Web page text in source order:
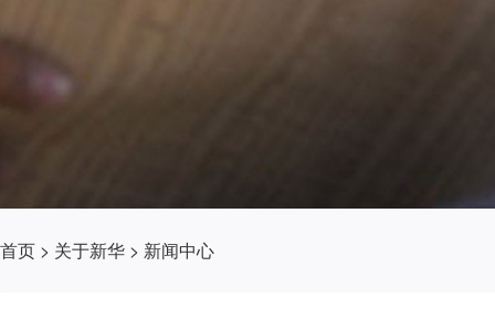
首页 > 关于新华 > 新闻中心